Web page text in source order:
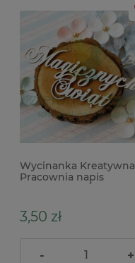
Wycinanka Kreatywna
Pracownia napis
"Magicznych Świąt"
3,50 zł
- +